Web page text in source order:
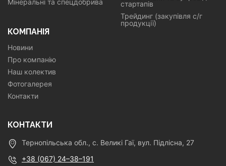
Мінеральні та спецдобрива
стартапів
Трейдинг (закупівля с/г
продукції)
КОМПАНІЯ
Новини
Про компанію
Наш колектив
Фотогалерея
Контакти
КОНТАКТИ
Тернопільська обл., с. Великі Гаї, вул. Підлісна, 27
+38 (067) 24–38–191